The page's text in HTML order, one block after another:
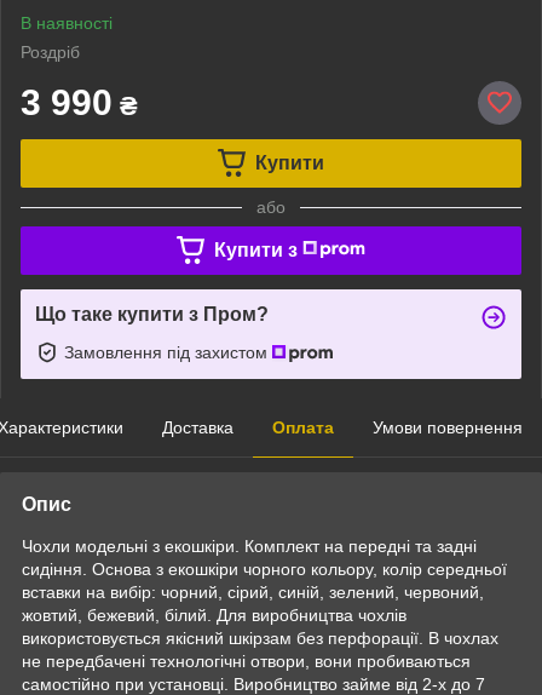
В наявності
Роздріб
3 990 ₴
Купити
або
Купити з
Що таке купити з Пром?
Замовлення під захистом
Доставка Оплата Умови повернення
Опис
Чохли модельні з екошкіри. Комплект на передні та задні
сидіння. Основа з екошкіри чорного кольору, колір середньої
вставки на вибір: чорний, сірий, синій, зелений, червоний,
жовтий, бежевий, білий. Для виробництва чохлів
використовується якісний шкірзам без перфорації. В чохлах
не передбачені технологічні отвори, вони пробиваються
самостійно при установці. Виробництво займе від 2-х до 7